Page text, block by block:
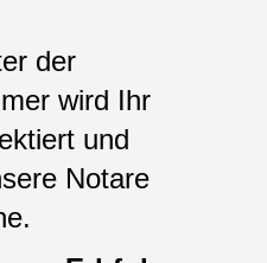
der
wird Ihr
und
Notare